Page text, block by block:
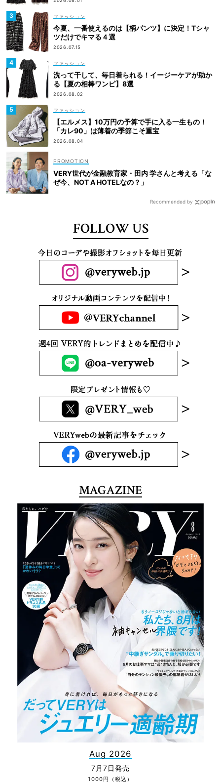
ファッション
今夏、一番使えるのは【柄パンツ】に決定！Tシャ
ツだけでキマる４選
2026.07.15
ファッション
洗って干して、毎日着られる！イージーケアが助か
る【夏の相棒ワンピ】8選
2026.08.02
ファッション
【エルメス】10万円の予算で手に入る一生もの！
「カレ90」は薄着の季節こそ重宝
2026.08.04
VERY世代が金融教育家・田内 学さんと考える「な
ぜ今、NOT A HOTELなの？」
Recommended by
FOLLOW US
MAGAZINE
Aug 2026
7月7日発売
1000円（税込）